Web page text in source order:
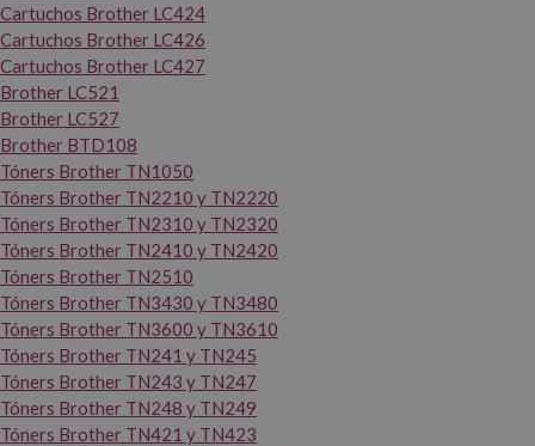
Cartuchos Brother LC424
Cartuchos Brother LC426
Cartuchos Brother LC427
Brother LC521
Brother LC527
Brother BTD108
Tóners Brother TN1050
Tóners Brother TN2210 y TN2220
Tóners Brother TN2310 y TN2320
Tóners Brother TN2410 y TN2420
Tóners Brother TN2510
Tóners Brother TN3430 y TN3480
Tóners Brother TN3600 y TN3610
Tóners Brother TN241 y TN245
Tóners Brother TN243 y TN247
Tóners Brother TN248 y TN249
Tóners Brother TN421 y TN423